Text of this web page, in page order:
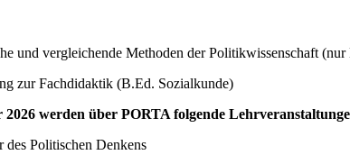
und vergleichende Methoden der Politikwissenschaft
zur Fachdidaktik (B.Ed. Sozialkunde)
werden über PORTA folgende
des Politischen Denkens